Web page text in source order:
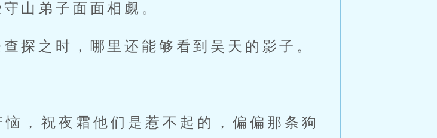
山弟子面面相觑。
探之时，哪里还能够看到吴天的影子。
，祝夜霜他们是惹不起的，偏偏那条狗